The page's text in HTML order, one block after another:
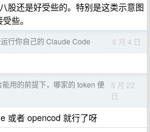
股还是好受些的。特别是这类示意图
些。
行你自己的 Claude Code 6 月 4 日
能用的前提下，哪家的 token 便
5 月 22
日
或者 opencod 就行了呀